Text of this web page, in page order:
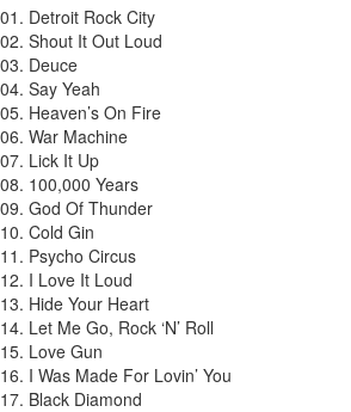
01. Detroit Rock City
02. Shout It Out Loud
03. Deuce
04. Say Yeah
05. Heaven’s On Fire
06. War Machine
07. Lick It Up
08. 100,000 Years
09. God Of Thunder
10. Cold Gin
11. Psycho Circus
12. I Love It Loud
13. Hide Your Heart
14. Let Me Go, Rock ‘N’ Roll
15. Love Gun
16. I Was Made For Lovin’ You
17. Black Diamond